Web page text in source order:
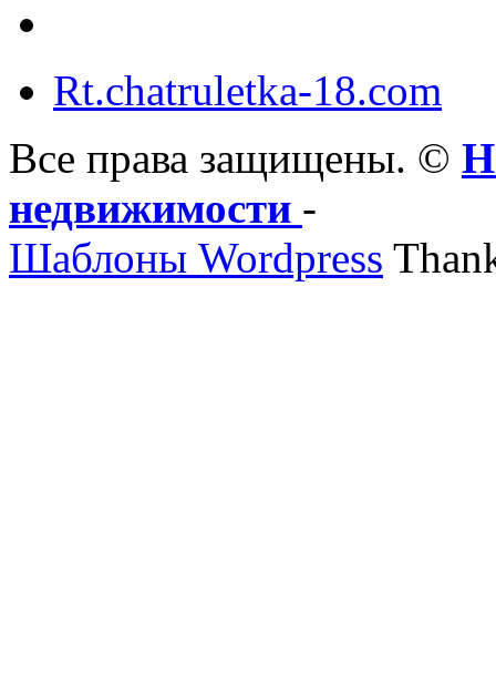
Rt.chatruletka-18.com
Все права защищены. ©
недвижимости -
Шаблоны Wordpress